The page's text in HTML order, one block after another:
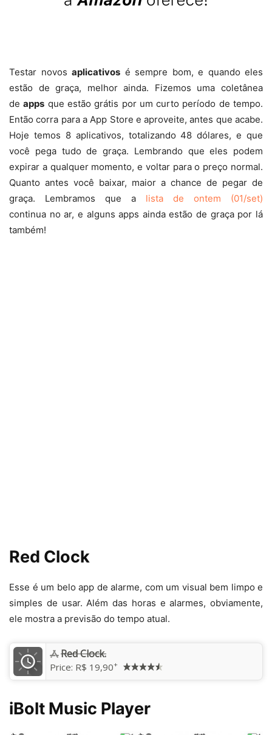
Testar novos aplicativos é sempre bom, e quando eles
estão de graça, melhor ainda. Fizemos uma coletânea
deapps que estão grátis por um curto período de tempo.
Então corra para a App Store e aproveite, antes que acabe.
Hoje temos 8 aplicativos, totalizando 48 dólares, e que
você pega tudo de graça. Lembrando que eles podem
expirar a qualquer momento, e voltar para o preço normal.
Quanto antes você baixar, maior a chance de pegar de
graça. Lembramos que a lista de ontem (01/set)
continua no ar, e alguns apps ainda estão de graça por lá
também!
Red Clock
Esse é um belo app de alarme, com um visual bem limpo e
simples de usar. Além das horas e alarmes, obviamente,
ele mostra a previsão do tempo atual.
‎Red Clock.
Price: R$ 19,90+
iBolt Music Player